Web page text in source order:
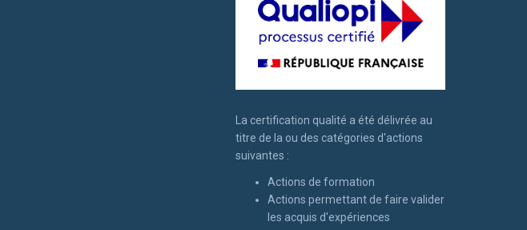
La certification qualité a été délivrée au
titre de la ou des catégories d'actions
suivantes :
Actions de formation
Actions permettant de faire valider
les acquis d'expériences